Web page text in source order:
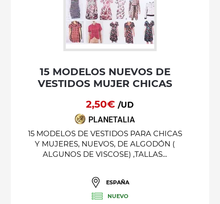
15 MODELOS NUEVOS DE
VESTIDOS MUJER CHICAS
2,50€/UD
PLANETALIA
15 MODELOS DE VESTIDOS PARA CHICAS
Y MUJERES, NUEVOS, DE ALGODÓN (
ALGUNOS DE VISCOSE) ,TALLAS...
ESPAÑA
NUEVO